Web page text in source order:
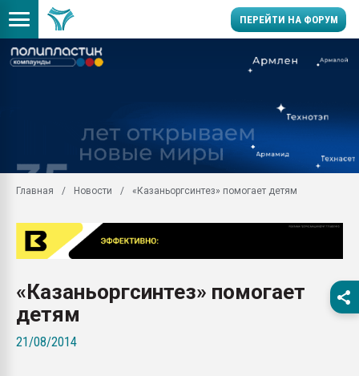
ПЕРЕЙТИ НА ФОРУМ
29.07.2026 ФРП помог
заводу пластмасс"
Помощь в подборе
Вакуум-формовочные
первый план в
Главная Новости «Казаньоргсинтез» помогает детям
«Казаньоргсинтез» помогает
детям
21/08/2014